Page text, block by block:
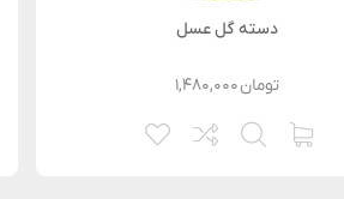
دسته گل عسل
۱,۴۸۰,۰۰۰تومان